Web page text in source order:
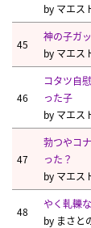
by マエス
45
神の子ガ
by マエス
46
コタツ自
った子
by マエス
47
勃つやコ
った？
by マエス
48
やく軋轢
by まさと